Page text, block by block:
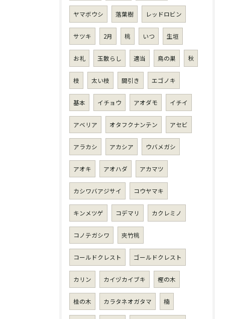
ヤマボウシ 落葉樹 レッドロビン
サツキ 2月 桃 いつ 生垣
お礼 玉散らし 適当 鳥の巣 秋
枝 太い枝 間引き エゴノキ
基本 イチョウ アオダモ イチイ
アベリア オタフクナンテン アセビ
アラカシ アカシア ウバメガシ
アオキ アオハダ アカマツ
カシワバアジサイ コウヤマキ
キンメツゲ コデマリ カクレミノ
コノテガシワ 夾竹桃
コールドクレスト ゴールドクレスト
カリン カイヅカイブキ 樫の木
桂の木 カラタネオガタマ 楠